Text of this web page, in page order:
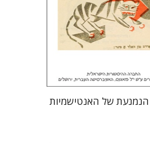
הנחת אתר ספר מודפס
$32
הנמנעת של האנטישמיות